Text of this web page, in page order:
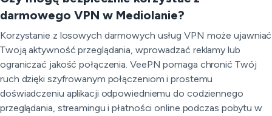
darmowego VPN w Mediolanie?
Korzystanie z losowych darmowych usług VPN może ujawniać
Twoją aktywność przeglądania, wprowadzać reklamy lub
ograniczać jakość połączenia. VeePN pomaga chronić Twój
ruch dzięki szyfrowanym połączeniom i prostemu
doświadczeniu aplikacji odpowiedniemu do codziennego
przeglądania, streamingu i płatności online podczas pobytu w